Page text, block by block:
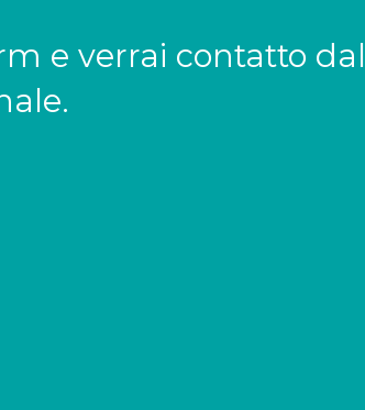
e verrai contatto dal